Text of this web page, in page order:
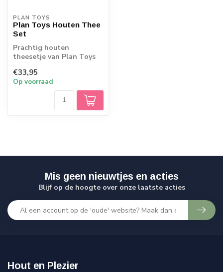
PLAN TOYS
Plan Toys Houten Thee
Set
Prachtig houten
theesetje van Plan Toys
€33,95
Op voorraad
Mis geen nieuwtjes en acties
Blijf op de hoogte over onze laatste acties
Hout en Plezier